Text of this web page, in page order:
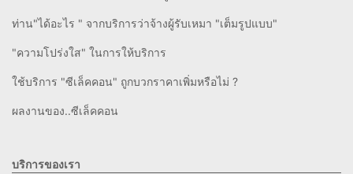
ท่าน"ได้อะไร " จากบริการว่าจ้างผู้รับเหมา "เต็มรูปแบบ"
"ความโปร่งใส" ในการให้บริการ
ใช้บริการ "ซีเล็คคอน" ถูกบวกราคาเพิ่มหรือไม่ ?
ผลงานของ..ซีเล็คคอน
บริการของเรา